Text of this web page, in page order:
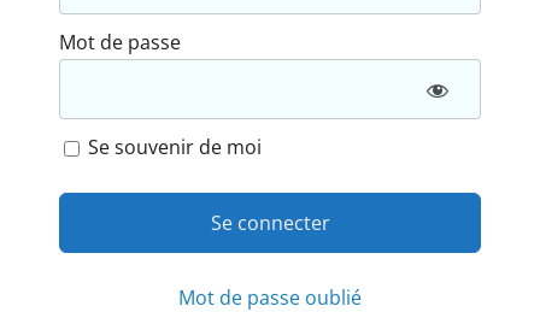
Mot de passe
Se souvenir de moi
Mot de passe oublié